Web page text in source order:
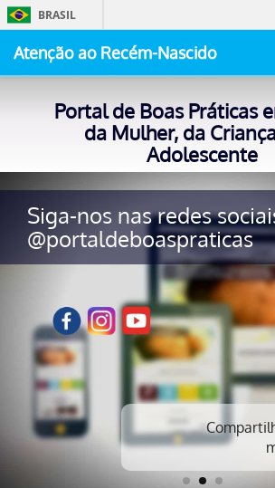
BRASIL
Atenção ao Recém-Nascido
Portal de Boas Práticas
da Mulher, da
Adolescente
e-book 10 Passos para o
Cuidado Neonatal
Confira e-